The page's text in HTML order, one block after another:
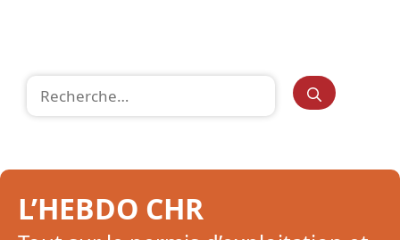
L’HEBDO CHR